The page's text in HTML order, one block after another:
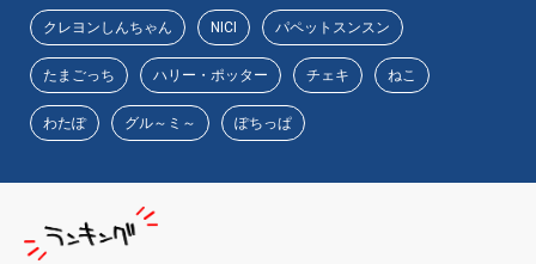
クレヨンしんちゃん NICI パペットスンスン
たまごっち ハリー・ポッター チェキ ねこ
わたぽ グル～ミ～ ぽちっぱ